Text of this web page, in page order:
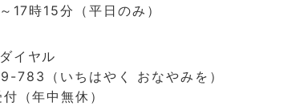
17時15分（平日のみ）
イヤル
783（いちはやく おなやみを）
（年中無休）